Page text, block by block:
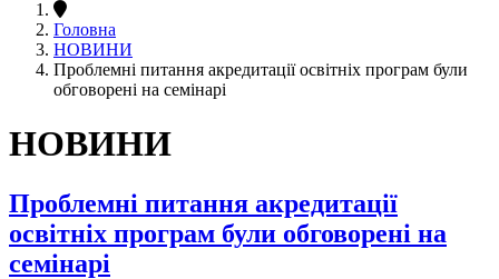
Головна
НОВИНИ
Проблемні питання акредитації освітніх програм були
обговорені на семінарі
НОВИНИ
Проблемні питання акредитації
освітніх програм були обговорені на
семінарі